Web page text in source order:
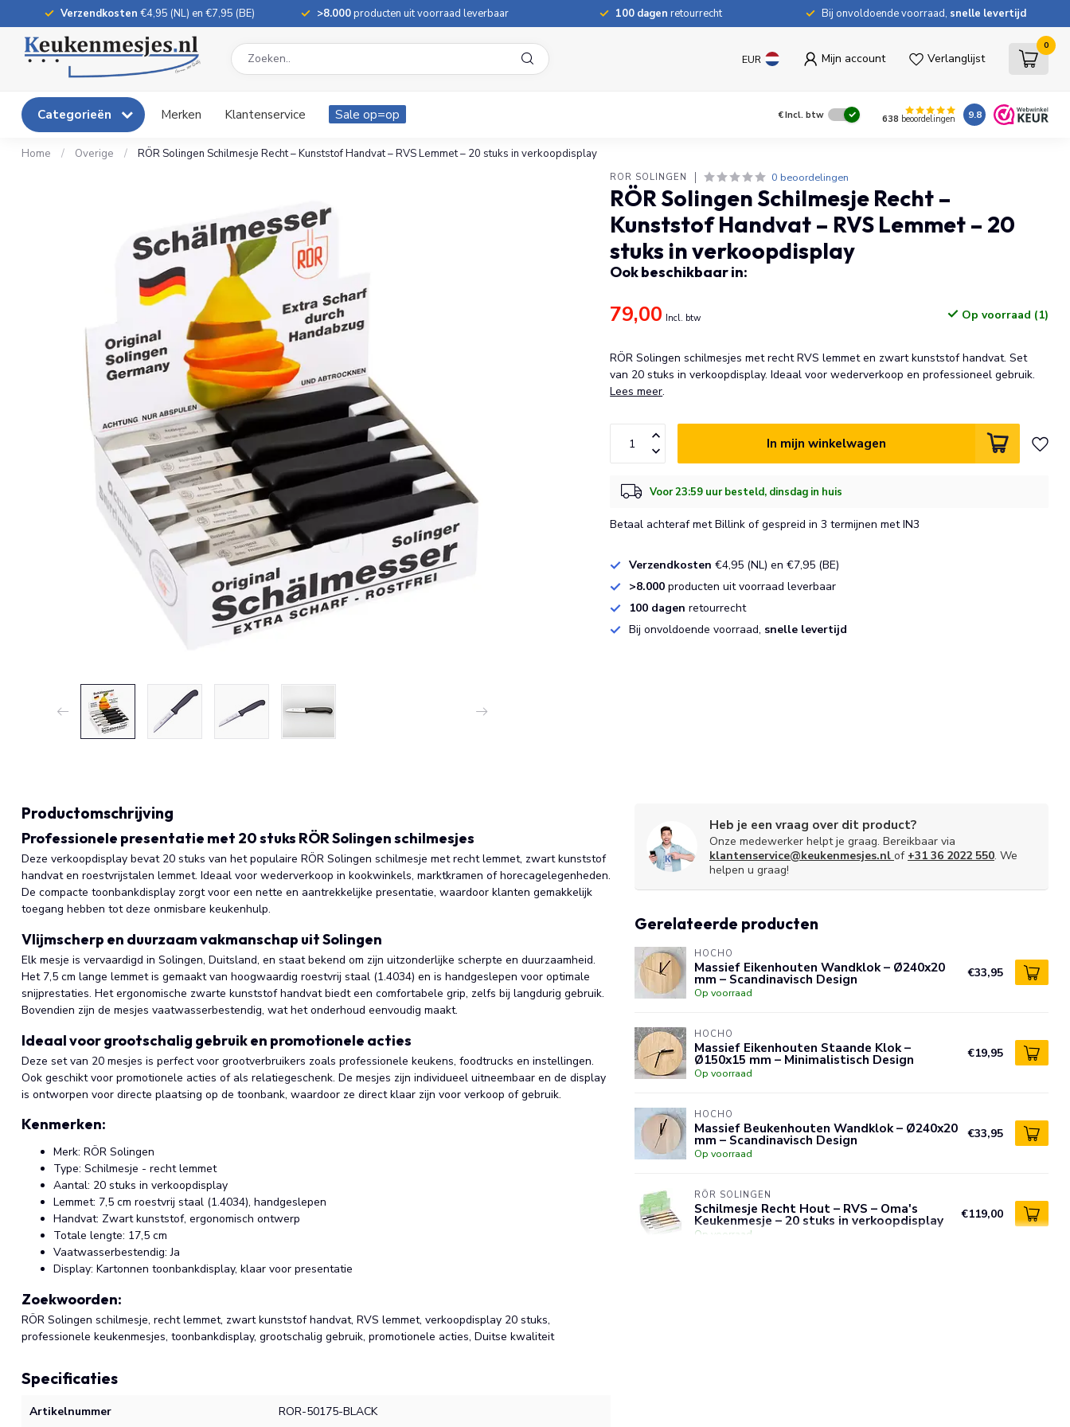
Verzendkosten €4,95 (NL) en €7,95 (BE) >8.000producten uit voorraad leverbaar 100 dagen retourrecht Bij onvoldoende voorraad, snelle levertijd
EUR Mijn account Verlanglijst
0
Categorieën Merken Klantenservice Sale op=op €Incl. btw 638 beoordelingen 9.8
Home / Overige / RÖR Solingen Schilmesje Recht – Kunststof Handvat – RVS Lemmet – 20 stuks in verkoopdisplay
RÖR SOLINGEN 0 beoordelingen
RÖR Solingen Schilmesje Recht –
Kunststof Handvat – RVS Lemmet – 20
stuks in verkoopdisplay
Ook beschikbaar in:
79,00 Incl. btw Op voorraad (1)
RÖR Solingen schilmesjes met recht RVS lemmet en zwart kunststof handvat. Set
van 20 stuks in verkoopdisplay. Ideaal voor wederverkoop en professioneel gebruik.
Lees meer.
In mijn winkelwagen
Voor 23:59 uur besteld, dinsdag in huis
Betaal achteraf met Billink of gespreid in 3 termijnen met IN3
Verzendkosten €4,95 (NL) en €7,95 (BE)
>8.000 producten uit voorraad leverbaar
100 dagenretourrecht
Bij onvoldoende voorraad, snelle levertijd
Productomschrijving
Professionele presentatie met 20 stuks RÖR Solingen schilmesjes
Deze verkoopdisplay bevat 20 stuks van het populaire RÖR Solingen schilmesje met recht lemmet, zwart kunststof
handvat en roestvrijstalen lemmet. Ideaal voor wederverkoop in kookwinkels, marktkramen of horecagelegenheden.
De compacte toonbankdisplay zorgt voor een nette en aantrekkelijke presentatie, waardoor klanten gemakkelijk
toegang hebben tot deze onmisbare keukenhulp.
Vlijmscherp en duurzaam vakmanschap uit Solingen
Elk mesje is vervaardigd in Solingen, Duitsland, en staat bekend om zijn uitzonderlijke scherpte en duurzaamheid.
Het 7,5 cm lange lemmet is gemaakt van hoogwaardig roestvrij staal (1.4034) en is handgeslepen voor optimale
snijprestaties. Het ergonomische zwarte kunststof handvat biedt een comfortabele grip, zelfs bij langdurig gebruik.
Bovendien zijn de mesjes vaatwasserbestendig, wat het onderhoud eenvoudig maakt.
Ideaal voor grootschalig gebruik en promotionele acties
Deze set van 20 mesjes is perfect voor grootverbruikers zoals professionele keukens, foodtrucks en instellingen.
Ook geschikt voor promotionele acties of als relatiegeschenk. De mesjes zijn individueel uitneembaar en de display
is ontworpen voor directe plaatsing op de toonbank, waardoor ze direct klaar zijn voor verkoop of gebruik.
Kenmerken:
Merk: RÖR Solingen
Type: Schilmesje - recht lemmet
Aantal: 20 stuks in verkoopdisplay
Lemmet: 7,5 cm roestvrij staal (1.4034), handgeslepen
Handvat: Zwart kunststof, ergonomisch ontwerp
Totale lengte: 17,5 cm
Vaatwasserbestendig: Ja
Display: Kartonnen toonbankdisplay, klaar voor presentatie
Zoekwoorden:
RÖR Solingen schilmesje, recht lemmet, zwart kunststof handvat, RVS lemmet, verkoopdisplay 20 stuks,
professionele keukenmesjes, toonbankdisplay, grootschalig gebruik, promotionele acties, Duitse kwaliteit
Specificaties
Artikelnummer ROR-50175-BLACK
Heb je een vraag over dit product?
Onze medewerker helpt je graag. Bereikbaar via
klantenservice@keukenmesjes.nl of +31 36 2022 550. We
helpen u graag!
Gerelateerde producten
HOCHO
Massief Eikenhouten Wandklok – Ø240x20
mm – Scandinavisch Design
Op voorraad
€33,95
HOCHO
Massief Eikenhouten Staande Klok –
Ø150x15 mm – Minimalistisch Design
Op voorraad
€19,95
HOCHO
Massief Beukenhouten Wandklok – Ø240x20
mm – Scandinavisch Design
Op voorraad
€33,95
RÖR SOLINGEN
Schilmesje Recht Hout – RVS – Oma's
Keukenmesje – 20 stuks in verkoopdisplay
Op voorraad
€119,00